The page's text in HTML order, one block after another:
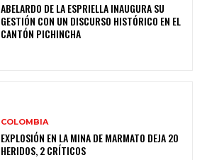
ABELARDO DE LA ESPRIELLA INAUGURA SU
GESTIÓN CON UN DISCURSO HISTÓRICO EN EL
CANTÓN PICHINCHA
COLOMBIA
EXPLOSIÓN EN LA MINA DE MARMATO DEJA 20
HERIDOS, 2 CRÍTICOS